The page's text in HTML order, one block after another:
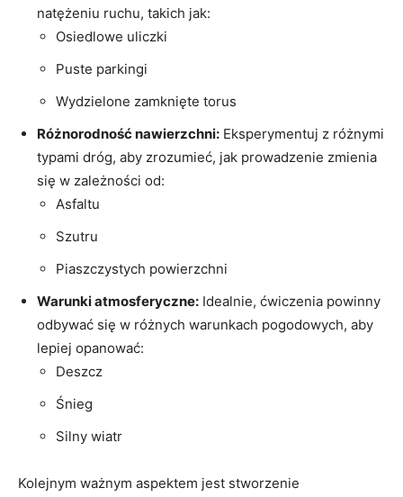
natężeniu ruchu, takich jak:
Osiedlowe uliczki
Puste parkingi
Wydzielone zamknięte torus
Różnorodność nawierzchni: Eksperymentuj z różnymi
typami dróg, aby zrozumieć, jak prowadzenie zmienia
się w zależności od:
Asfaltu
Szutru
Piaszczystych powierzchni
Warunki atmosferyczne: Idealnie, ćwiczenia powinny
odbywać się w różnych warunkach pogodowych, aby
lepiej opanować:
Deszcz
Śnieg
Silny wiatr
Kolejnym ważnym aspektem jest stworzenie